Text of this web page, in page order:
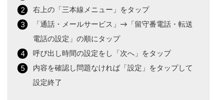
右上の「三本線メニュー」をタップ
「通話・メールサービス」→「留守番電話・転送
電話の設定」の順にタップ
呼び出し時間の設定をし「次へ」をタップ
内容を確認し問題なければ「設定」をタップして
設定終了